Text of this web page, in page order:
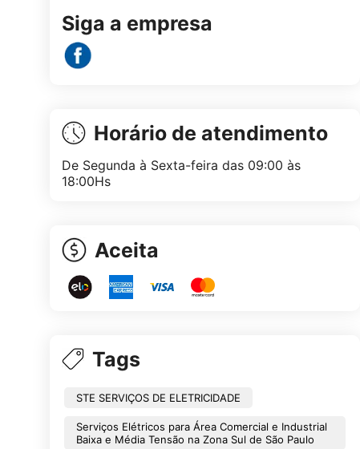
Siga a empresa
Horário de atendimento
De Segunda à Sexta-feira das 09:00 às
18:00Hs
Aceita
Tags
STE SERVIÇOS DE ELETRICIDADE
Serviços Elétricos para Área Comercial e Industrial
Baixa e Média Tensão na Zona Sul de São Paulo